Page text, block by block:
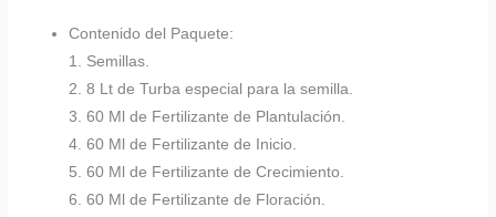
Contenido del Paquete:
1. Semillas.
2. 8 Lt de Turba especial para la semilla.
3. 60 Ml de Fertilizante de Plantulación.
4. 60 Ml de Fertilizante de Inicio.
5. 60 Ml de Fertilizante de Crecimiento.
6. 60 Ml de Fertilizante de Floración.